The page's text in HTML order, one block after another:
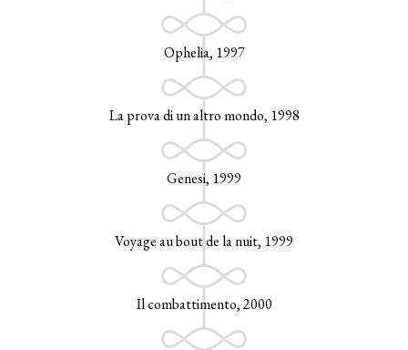
Ophelia, 1997
La prova di un altro mondo, 1998
Genesi, 1999
Voyage au bout de la nuit, 1999
Il combattimento, 2000